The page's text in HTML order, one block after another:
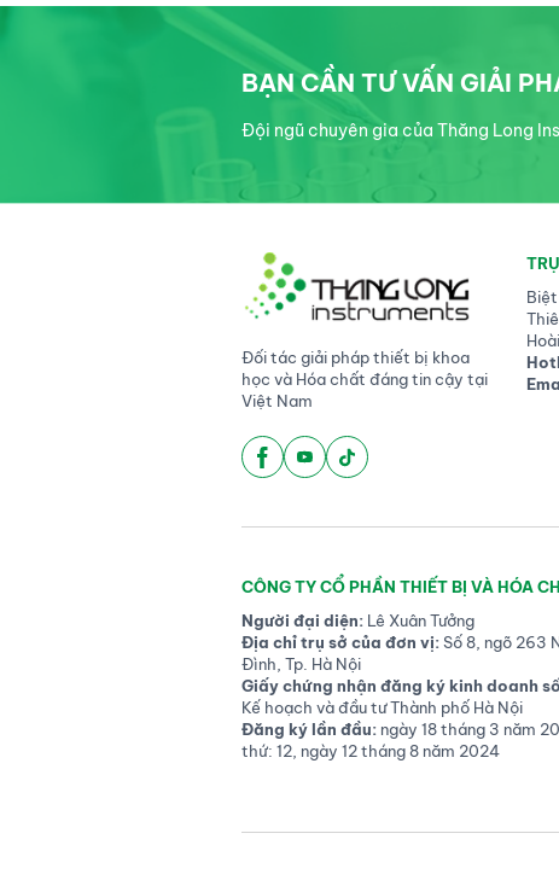
BẠN CẦN TƯ VẤN GIẢI
Đội ngũ chuyên gia của Thăng Long
Đối tác giải pháp thiết bị khoa
học và Hóa chất đáng tin cậy tại
Việt Nam
CÔNG TY CỔ PHẦN THIẾT BỊ VÀ HÓA
Người đại diện:Lê Xuân Tưởng
Địa chỉ trụ sở của đơn vị:Số 8, ngõ 263
Đình, Tp. Hà Nội
Giấy chứng nhận đăng ký kinh doanh
Kế hoạch và đầu tư Thành phố Hà Nội
Đăng ký lần đầu:ngày 18 tháng 3 năm
thứ: 12, ngày 12 tháng 8 năm 2024